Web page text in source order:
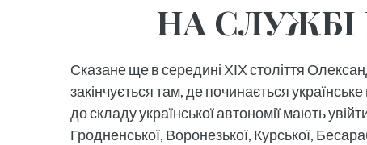
НА СЛУЖБІ
Сказане ще в середині ХІХ століття
закінчується там, де починається
до складу української автономії мають
Гродненської, Воронезької, Курської,